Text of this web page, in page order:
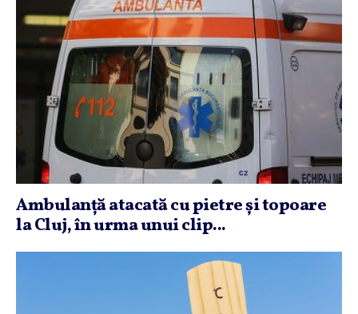
Ambulanţă atacată cu pietre şi topoare
la Cluj, în urma unui clip...